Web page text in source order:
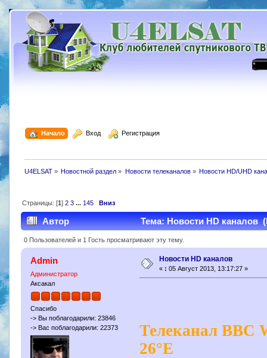
Начало Вход Регистрация
U4ELSAT» Новостной раздел » Новости телеканалов» Новости HD/UHD
Страницы: [1] 2 3 ... 145 Вниз
Автор Тема: Новости HD каналов
0 Пользователей и 1 Гость просматривают эту тему.
Admin
Администратор
Аксакал
Спасибо
-> Вы поблагодарили: 23846
-> Вас поблагодарили: 22373
Новости HD каналов
« : 05 Август 2013, 13:17:27 »
Телеканал BBC
26°E